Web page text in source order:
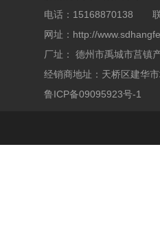
电话：15168870138 联
网址： http://
厂址： 德州市禹城市莒镇
经销商地址：天桥区建华
鲁ICP备09095923号-1